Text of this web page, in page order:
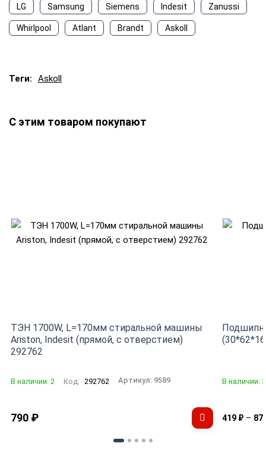
LG Samsung Siemens Indesit Zanussi
Whirlpool Atlant Brandt Askoll
Теги: Askoll
С этим товаром покупают
ТЭН 1700W, L=170мм стиральной машины
Ariston, Indesit (прямой, с отверстием)
292762
В наличии: 2 Код: 292762 Артикул: 9589
790 ₽
В наличии: 3
419 ₽ –